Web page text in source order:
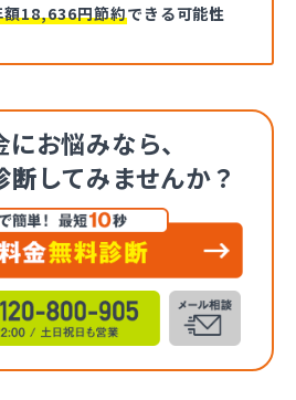
18,636円節約できる可能性
お悩みなら、
断してみませんか？